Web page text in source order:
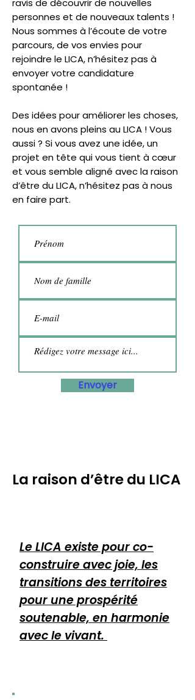
ravis de découvrir de nouvelles
personnes et de nouveaux talents !
Nous sommes à l’écoute de votre
parcours, de vos envies pour
rejoindre le LICA, n’hésitez pas à
envoyer votre candidature
spontanée !
Des idées pour améliorer les choses,
nous en avons pleins au LICA ! Vous
aussi ? Si vous avez une idée, un
projet en tête qui vous tient à cœur
et vous semble aligné avec la raison
d’être du LICA, n’hésitez pas à nous
en faire part.
Envoyer
La raison d’être du LICA
Le LICA existe pour co-
construire avec joie, les
transitions des territoires
pour une prospérité
soutenable, en harmonie
avec le vivant.